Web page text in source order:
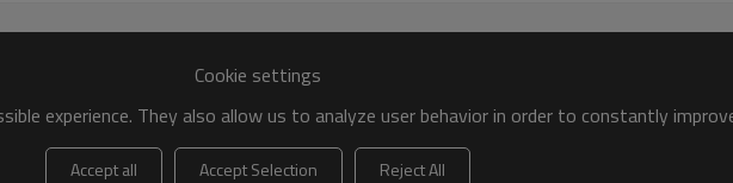
Cookie settings
experience. They also allow us to analyze user behavior in order to constantly
Accept all Accept Selection Reject All